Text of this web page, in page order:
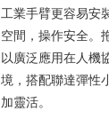
工業手臂更容易安
空間，操作安全。
以廣泛應用在人機
境，搭配聯達彈性
加靈活。